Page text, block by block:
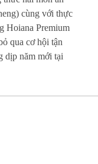
cùng với thực
Hoiana Premium
qua cơ hội tận
dịp năm mới tại